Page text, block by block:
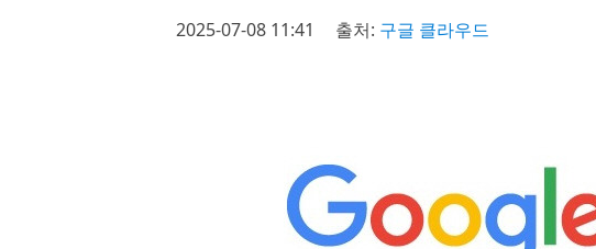
2025-07-08 11:41 출처: 구글 클라우드